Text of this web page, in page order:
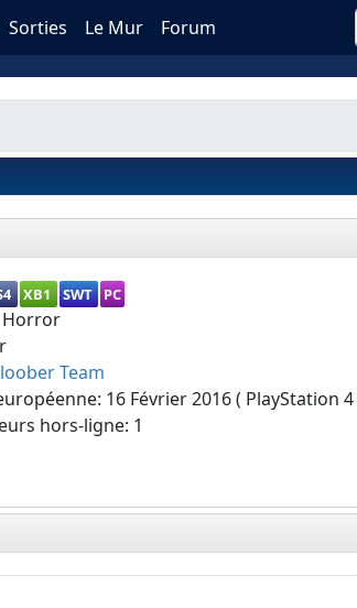
Sorties Le Mur Forum
XB1 SWT PC
Horror
Team
16 Février 2016 ( PlayStation 4
hors-ligne: 1